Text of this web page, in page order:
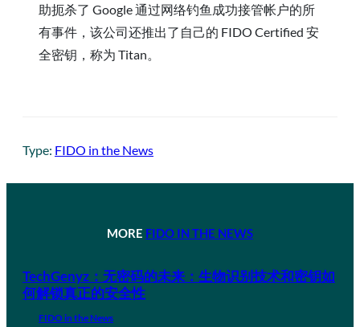
助扼杀了 Google 通过网络钓鱼成功接管帐户的所
有事件，该公司还推出了自己的 FIDO Certified 安
全密钥，称为 Titan。
Type: FIDO in the News
MORE FIDO IN THE NEWS
TechGenyz：无密码的未来：生物识别技术和密钥如
何解锁真正的安全性
FIDO in the News